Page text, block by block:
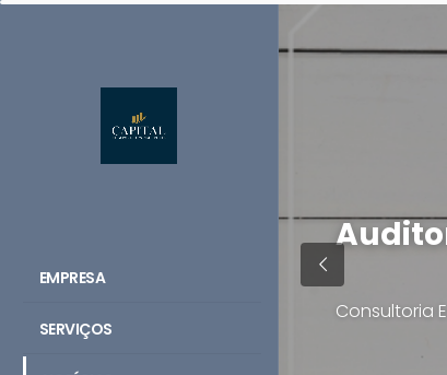
EMPRESA
SERVIÇOS
Consultoria